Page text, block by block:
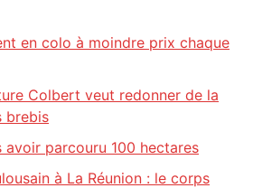
en colo à moindre prix chaque
Colbert veut redonner de la
brebis
parcouru 100 hectares
à La Réunion : le corps